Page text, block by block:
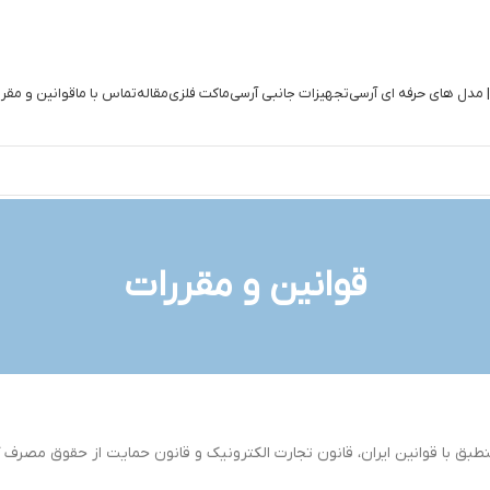
| مدل های حرفه ای آرسیتجهیزات جانبی آرسیماکت فلزیمقالهتماس با ماقوانین و
قوانین و مقررات
با قوانین ایران، قانون تجارت الکترونیک و قانون حمایت از حقوق مصرف